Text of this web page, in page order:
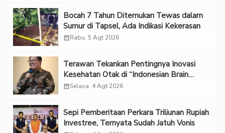
Bocah 7 Tahun Ditemukan Tewas dalam
Sumur di Tapsel, Ada Indikasi Kekerasan
calendar_monthRabu, 5 Agt 2026
Terawan Tekankan Pentingnya Inovasi
Kesehatan Otak di “Indonesian Brain
Forum 2026 UPN Veteran Jakarta”
calendar_monthSelasa, 4 Agt 2026
Sepi Pemberitaan Perkara Triliunan Rupiah
Investree, Ternyata Sudah Jatuh Vonis